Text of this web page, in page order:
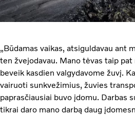
„Būdamas vaikas, atsiguldavau ant
ten žvejodavau. Mano tėvas taip
beveik kasdien valgydavome žuvį.
vairuoti sunkvežimius, žuvies
paprasčiausiai buvo įdomu. Darbas
tikrai daro mano darbą daug